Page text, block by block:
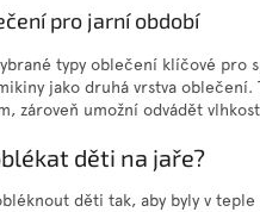
pro jarní období
typy oblečení klíčové pro
jako druhá vrstva
zároveň umožní odvádět
děti na jaře?
děti tak, aby byly v